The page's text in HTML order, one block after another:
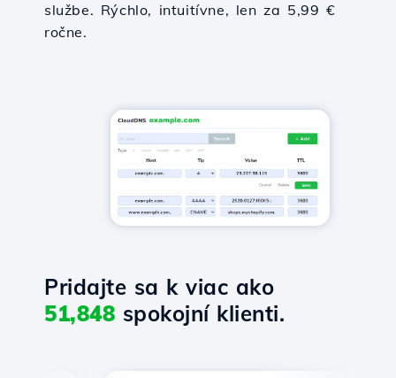
službe. Rýchlo, intuitívne, len za 5,99 €
ročne.
Pridajte sa k viac ako
51,848 spokojní klienti.